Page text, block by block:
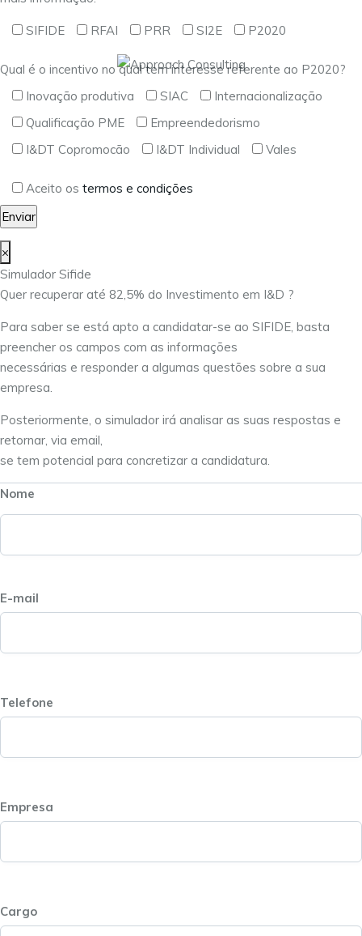
SIFIDE RFAI PRR SI2E P2020
Qual é o incentivo no qual tem interesse referente ao P2020?
Inovação produtiva
SIAC
Internacionalização
Qualificação PME
Empreendedorismo
I&DT Copromocão
I&DT Individual Vales
Aceito os termos e condições
×
Simulador Sifide
Quer recuperar até 82,5% do Investimento em I&D ?
Para saber se está apto a candidatar-se ao SIFIDE, basta
preencher os campos com as informações
necessárias e responder a algumas questões sobre a sua
empresa.
Posteriormente, o simulador irá analisar as suas respostas e
retornar, via email,
se tem potencial para concretizar a candidatura.
Nome
E-mail
Telefone
Empresa
Cargo